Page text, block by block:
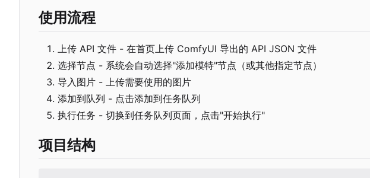
使用流程
上传 API 文件 - 在首页上传 ComfyUI 导出的 API JSON 文件
选择节点 - 系统会自动选择"添加模特"节点（或其他指定节点）
导入图片 - 上传需要使用的图片
添加到队列 - 点击添加到任务队列
执行任务 - 切换到任务队列页面，点击"开始执行"
项目结构